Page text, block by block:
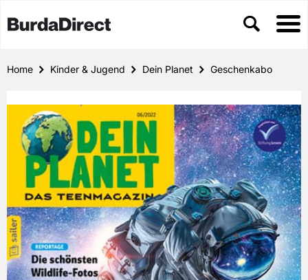
Home Kinder & Jugend Dein Planet Geschenkabo